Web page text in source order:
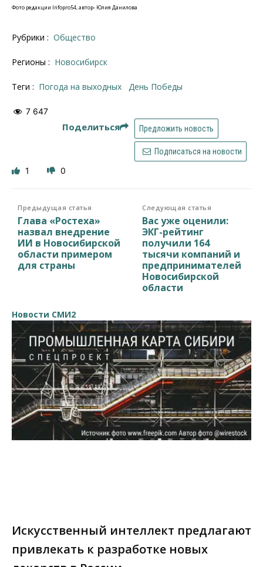
Фото редакции Infopro54, автор- Юлия Данилова
Рубрики : Общество
Регионы : Новосибирск
Теги : погода на выходных День Победы
7 647
Поделиться Предложить новость
Подписаться на новости
1 0
Предыдущая статья
Глава «Ростеха»
назвал внедрение
ИИ в Новосибирской
области примером
для страны
Следующая статья
Вас уже оценили:
ЭКГ-рейтинг
получили 164
тысячи компаний и
предпринимателей
Новосибирской
области
Новости СМИ2
Искусственный интеллект предлагают
привлекать к разработке новых